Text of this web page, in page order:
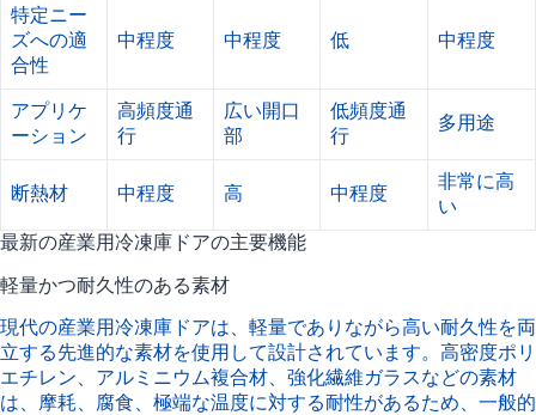
特定ニー
ズへの適
合性
中程度 中程度 低 中程度
アプリケ
ーション
高頻度通
行
広い開口
部
低頻度通
行
多用途
断熱材 中程度 高 中程度
非常に高
い
最新の産業用冷凍庫ドアの主要機能
軽量かつ耐久性のある素材
現代の産業用冷凍庫ドアは、軽量でありながら高い耐久性を両
立する先進的な素材を使用して設計されています。高密度ポリ
エチレン、アルミニウム複合材、強化繊維ガラスなどの素材
は、摩耗、腐食、極端な温度に対する耐性があるため、一般的